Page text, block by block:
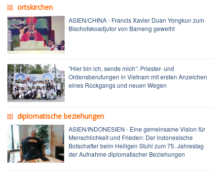
ortskirchen
ASIEN/CHINA - Francis Xavier Duan Yongkun zum
Bischofskoadjutor von Bameng geweiht
“Hier bin ich, sende mich”: Priester- und
Ordensberufungen in Vietnam mit ersten Anzeichen
eines Rückgangs und neuen Wegen
diplomatische beziehungen
ASIEN/INDONESIEN - Eine gemeinsame Vision für
Menschlichkeit und Frieden: Der indonesische
Botschafter beim Heiligen Stuhl zum 75. Jahrestag
der Aufnahme diplomatischer Beziehungen